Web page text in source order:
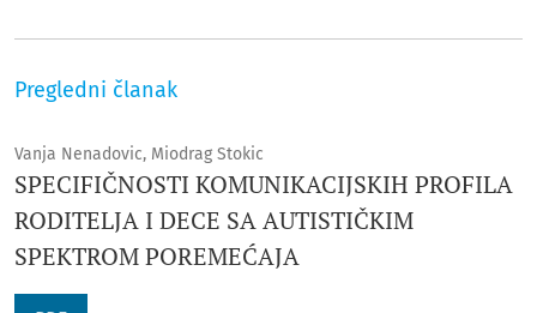
Pregledni članak
Vanja Nenadovic, Miodrag Stokic
SPECIFIČNOSTI KOMUNIKACIJSKIH PROFILA
RODITELJA I DECE SA AUTISTIČKIM
SPEKTROM POREMEĆAJA